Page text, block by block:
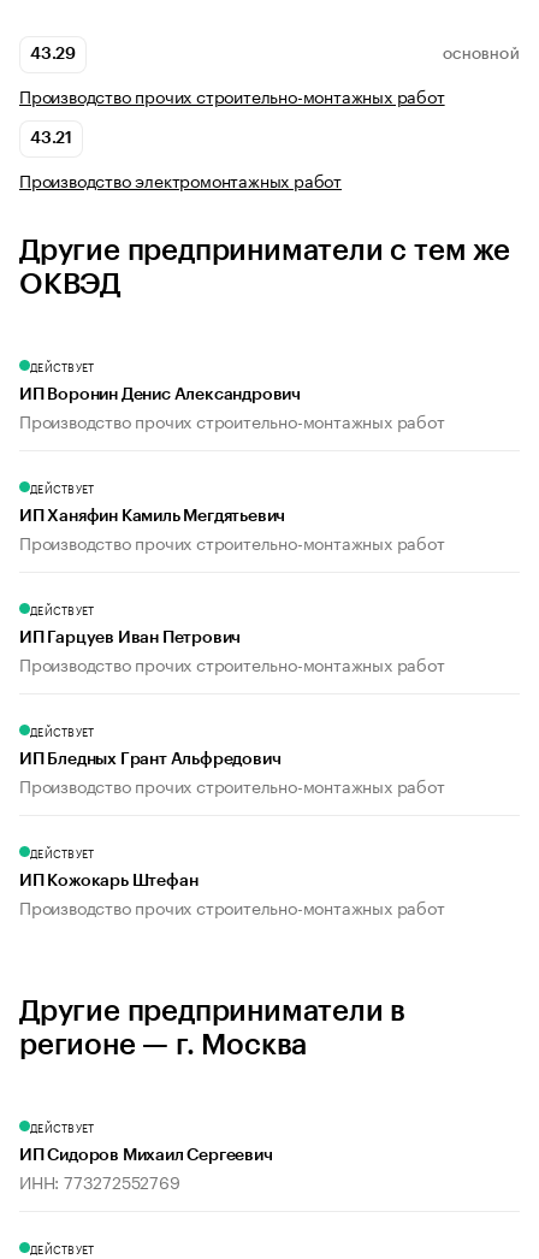
43.29 ОСНОВНОЙ
Производство прочих строительно-монтажных работ
43.21
Производство электромонтажных работ
Другие предприниматели с тем же
ОКВЭД
ДЕЙСТВУЕТ
ИП Воронин Денис Александрович
Производство прочих строительно-монтажных работ
ДЕЙСТВУЕТ
ИП Ханяфин Камиль Мегдятьевич
Производство прочих строительно-монтажных работ
ДЕЙСТВУЕТ
ИП Гарцуев Иван Петрович
Производство прочих строительно-монтажных работ
ДЕЙСТВУЕТ
ИП Бледных Грант Альфредович
Производство прочих строительно-монтажных работ
ДЕЙСТВУЕТ
ИП Кожокарь Штефан
Производство прочих строительно-монтажных работ
Другие предприниматели в
регионе — г. Москва
ДЕЙСТВУЕТ
ИП Сидоров Михаил Сергеевич
ИНН: 773272552769
ДЕЙСТВУЕТ